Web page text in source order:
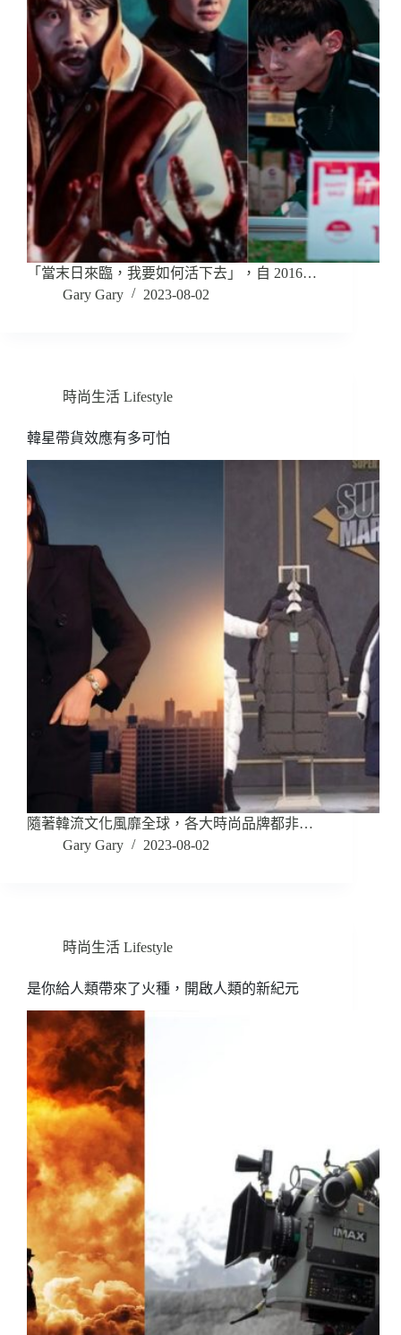
「當末日來臨，我要如何活下去」，自 2016…
Gary Gary
2023-08-02
時尚生活 Lifestyle
韓星帶貨效應有多可怕
隨著韓流文化風靡全球，各大時尚品牌都非…
Gary Gary
2023-08-02
時尚生活 Lifestyle
是你給人類帶來了火種，開啟人類的新紀元